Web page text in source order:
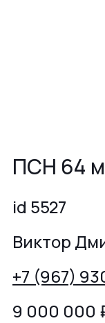
ПСН 64
id 5527
Виктор
+7 (967)
9 000 000